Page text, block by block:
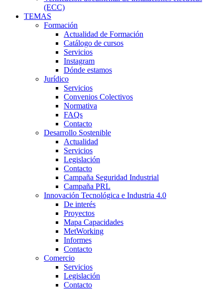
(ECC)
TEMAS
Formación
Actualidad de Formación
Catálogo de cursos
Servicios
Instagram
Dónde estamos
Jurídico
Servicios
Convenios Colectivos
Normativa
FAQs
Contacto
Desarrollo Sostenible
Actualidad
Servicios
Legislación
Contacto
Campaña Seguridad Industrial
Campaña PRL
Innovación Tecnológica e Industria 4.0
De interés
Proyectos
Mapa Capacidades
MetWorking
Informes
Contacto
Comercio
Servicios
Legislación
Contacto